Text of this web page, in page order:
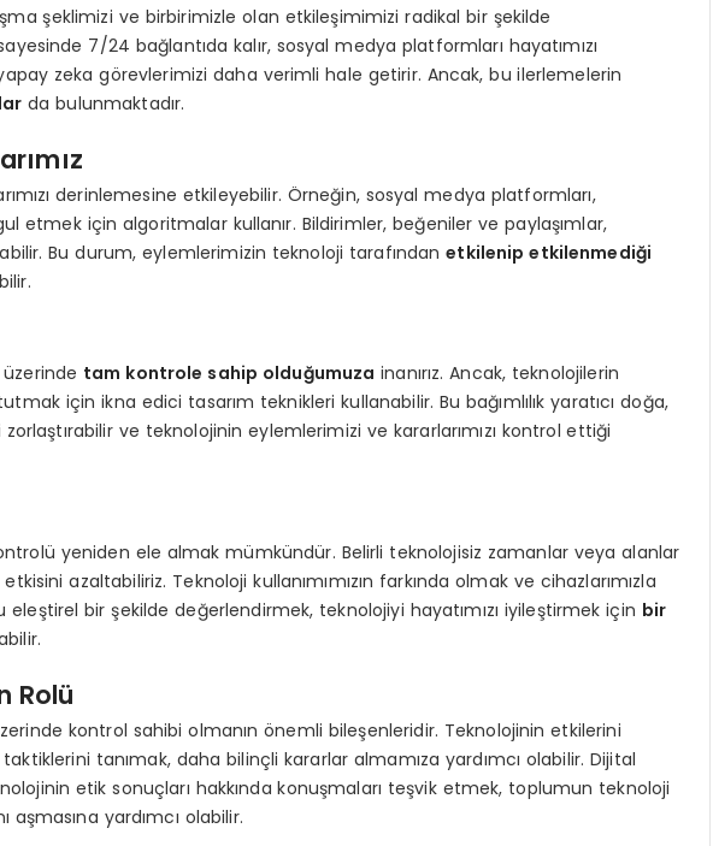
şeklimizi ve birbirimizle olan etkileşimimizi radikal bir şekilde
7/24 bağlantıda kalır, sosyal medya platformları hayatımızı
zeka görevlerimizi daha verimli hale getirir. Ancak, bu ilerlemelerin
da bulunmaktadır.
derinlemesine etkileyebilir. Örneğin, sosyal medya platformları,
etmek için algoritmalar kullanır. Bildirimler, beğeniler ve paylaşımlar,
Bu durum, eylemlerimizin teknoloji tarafındanetkilenip etkilenmediği
tam kontrole sahip olduğumuza inanırız. Ancak, teknolojilerin
için ikna edici tasarım teknikleri kullanabilir. Bu bağımlılık yaratıcı doğa,
zorlaştırabilir ve teknolojinin eylemlerimizi ve kararlarımızı kontrol ettiği
yeniden ele almak mümkündür. Belirli teknolojisiz zamanlar veya alanlar
azaltabiliriz. Teknoloji kullanımımızın farkında olmak ve cihazlarımızla
bir şekilde değerlendirmek, teknolojiyi hayatımızı iyileştirmek için bir
Rolü
kontrol sahibi olmanın önemli bileşenleridir. Teknolojinin etkilerini
tanımak, daha bilinçli kararlar almamıza yardımcı olabilir. Dijital
etik sonuçları hakkında konuşmaları teşvik etmek, toplumun teknoloji
aşmasına yardımcı olabilir.